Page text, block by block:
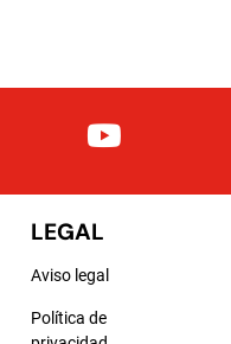
LEGAL
Aviso legal
Política de